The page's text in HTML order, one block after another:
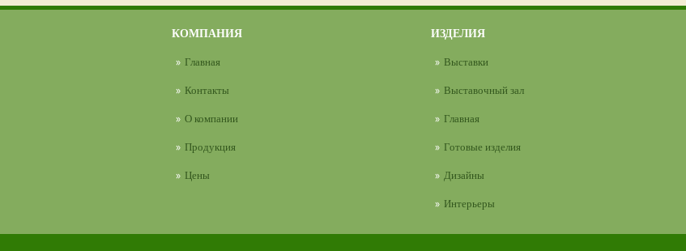
КОМПАНИЯ
Главная
Контакты
О компании
Продукция
Цены
ИЗДЕЛИЯ
Выставки
Выставочный зал
Главная
Готовые изделия
Дизайны
Интерьеры